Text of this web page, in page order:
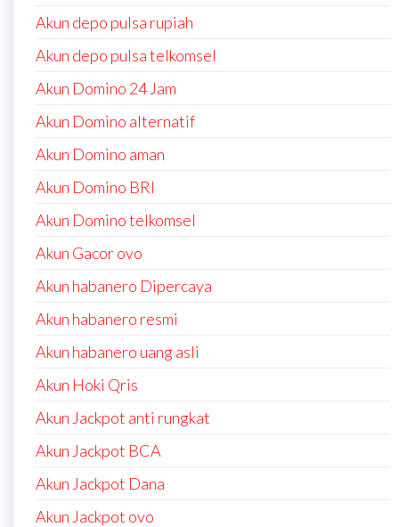
Akun depo pulsa rupiah
Akun depo pulsa telkomsel
Akun Domino 24 Jam
Akun Domino alternatif
Akun Domino aman
Akun Domino BRI
Akun Domino telkomsel
Akun Gacor ovo
Akun habanero Dipercaya
Akun habanero resmi
Akun habanero uang asli
Akun Hoki Qris
Akun Jackpot anti rungkat
Akun Jackpot BCA
Akun Jackpot Dana
Akun Jackpot ovo